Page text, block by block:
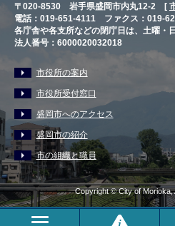
〒020-8530 岩手県盛岡市内丸12-2 [
電話：019-651-4111 ファクス：019-
各庁舎や各支所などの閉庁日は、土曜・
法人番号：6000020032018
市役所の案内
市役所受付窓口
盛岡市へのアクセス
盛岡市の紹介
市の組織と職員
Copyright © City of Morioka,